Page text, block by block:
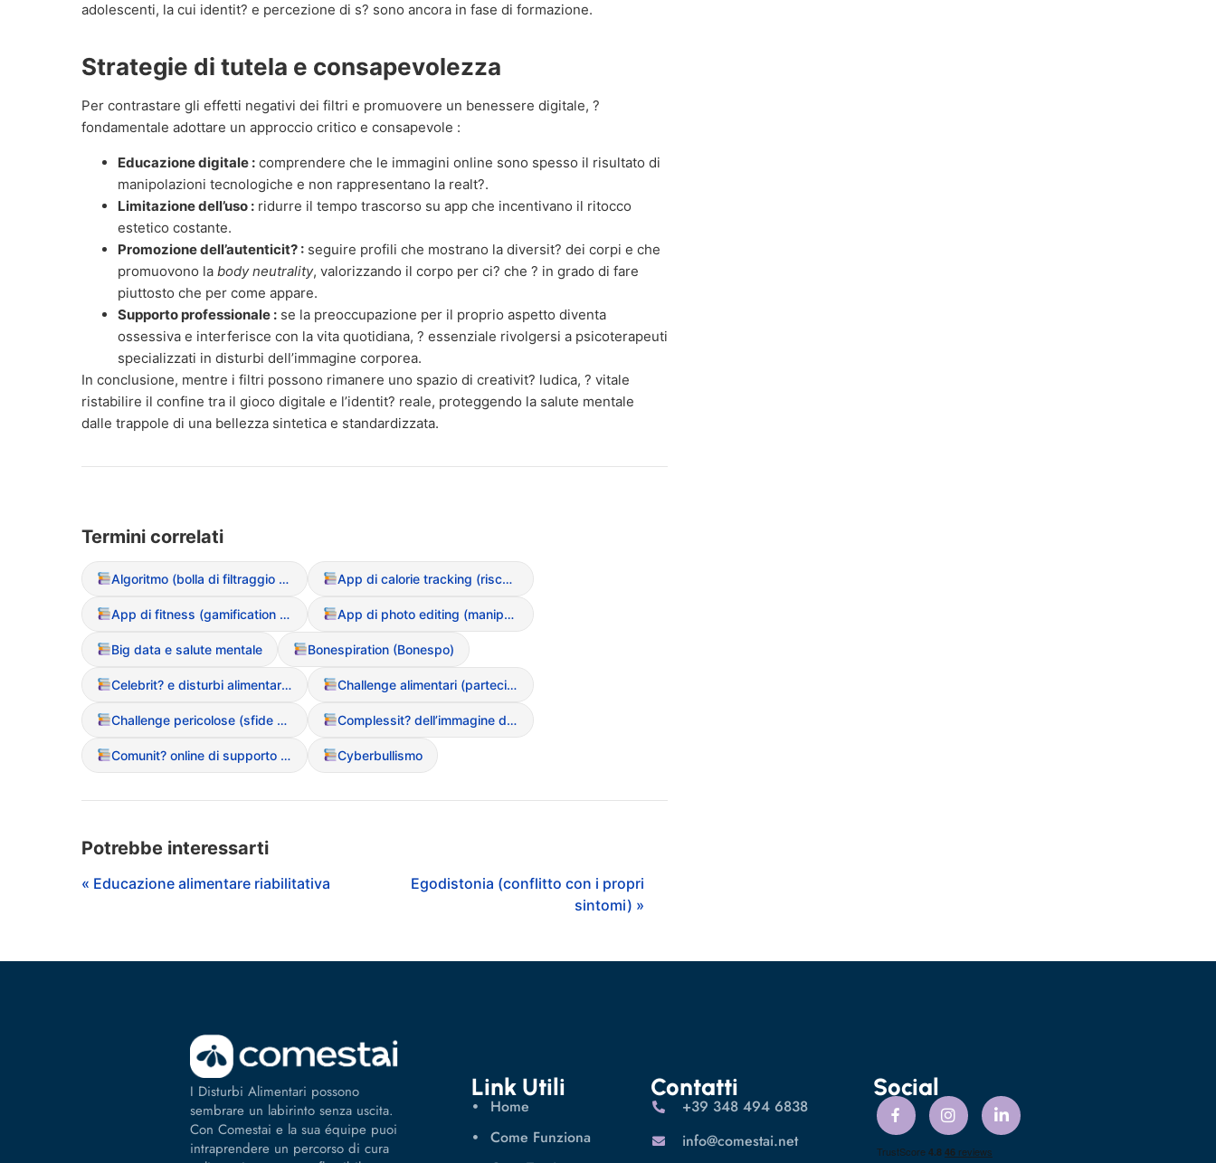
adolescenti, la cui identit? e percezione di s? sono ancora in fase di formazione.
Strategie di tutela e consapevolezza
Per contrastare gli effetti negativi dei filtri e promuovere un benessere digitale, ?
fondamentale adottare un approccio critico e consapevole :
Educazione digitale : comprendere che le immagini online sono spesso il risultato di
manipolazioni tecnologiche e non rappresentano la realt?.
Limitazione dell’uso : ridurre il tempo trascorso su app che incentivano il ritocco
estetico costante.
Promozione dell’autenticit? : seguire profili che mostrano la diversit? dei corpi e che
promuovono la body neutrality, valorizzando il corpo per ci? che ? in grado di fare
piuttosto che per come appare.
Supporto professionale : se la preoccupazione per il proprio aspetto diventa
ossessiva e interferisce con la vita quotidiana, ? essenziale rivolgersi a psicoterapeuti
specializzati in disturbi dell’immagine corporea.
In conclusione, mentre i filtri possono rimanere uno spazio di creativit? ludica, ? vitale
ristabilire il confine tra il gioco digitale e l’identit? reale, proteggendo la salute mentale
dalle trappole di una bellezza sintetica e standardizzata.
Termini correlati
Algoritmo (bolla di filtraggio dei contenuti DCA) App di calorie tracking (rischi e dipendenza)
App di fitness (gamification del movimento) App di photo editing (manipolazione dell’immagine)
Big data e salute mentale Bonespiration (Bonespo)
Celebrit? e disturbi alimentari (influenza del racconto mediatico) Challenge alimentari (partecipazione a sfide online pericolose)
Challenge pericolose (sfide social legate al peso) Complessit? dell’immagine digitale
Comunit? online di supporto (positive e negative) Cyberbullismo
Potrebbe interessarti
« Educazione alimentare riabilitativa
Egodistonia (conflitto con i propri
sintomi) »
I Disturbi Alimentari possono
sembrare un labirinto senza uscita.
Con Comestai e la sua équipe puoi
intraprendere un percorso di cura
Link Utili
Home
Come Funziona
Contatti
‪+39 348 494 6838
info@comestai.net
Social